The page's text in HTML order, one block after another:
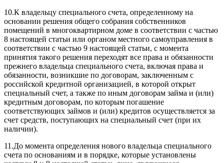
10.К владельцу специального счета, определенному на
основании решения общего собрания собственников
помещений в многоквартирном доме в соответствии с частью
8 настоящей статьи или органом местного самоуправления в
соответствии с частью 9 настоящей статьи, с момента
принятия такого решения переходят все права и обязанности
прежнего владельца специального счета, включая права и
обязанности, возникшие по договорам, заключенным с
российской кредитной организацией, в которой открыт
специальный счет, а также по иным договорам займа и (или)
кредитным договорам, по которым погашение
соответствующих займов и (или) кредитов осуществляется за
счет средств, поступающих на специальный счет (при их
наличии).
11.До момента определения нового владельца специального
счета по основаниям и в порядке, которые установлены